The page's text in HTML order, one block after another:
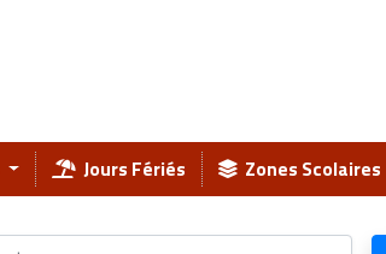
Jours Fériés Zones Scolaires